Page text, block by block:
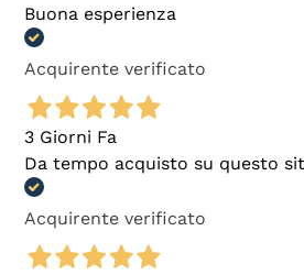
Buona esperienza
Acquirente verificato
3 Giorni Fa
Da tempo acquisto su questo
Acquirente verificato